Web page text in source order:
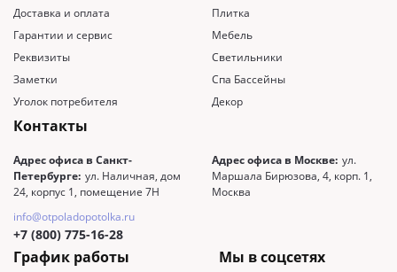
Доставка и оплата
Гарантии и сервис
Реквизиты
Заметки
Уголок потребителя
Плитка
Мебель
Светильники
Спа Бассейны
Декор
Контакты
Адрес офиса в Санкт-
Петербурге: ул. Наличная, дом
24, корпус 1, помещение 7Н
Адрес офиса в Москве: ул.
Маршала Бирюзова, 4, корп. 1,
Москва
info@otpoladopotolka.ru
+7 (800) 775-16-28
График работы Мы в соцсетях